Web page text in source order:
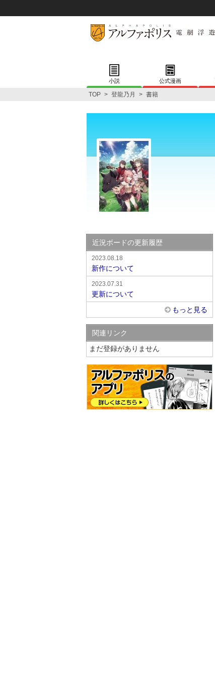
小説 公式漫画
TOP > 登龍乃月 > 書籍
近況ボードの更新履歴
2023.08.18
新作について
2023.07.31
更新について
もっと見る
関連リンク
まだ登録がありません